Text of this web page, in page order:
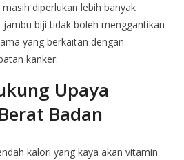
diperlukan lebih banyak
biji tidak boleh menggantikan
yang berkaitan dengan
kanker.
Upaya
Badan
kalori yang kaya akan vitamin